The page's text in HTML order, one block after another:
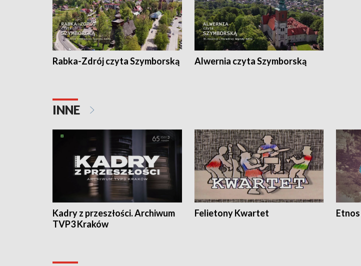
Rabka-Zdrój czyta Szymborską Alwernia czyta Szymborską
INNE
Kadry z przeszłości. Archiwum
TVP3 Kraków
Felietony Kwartet